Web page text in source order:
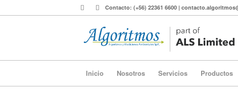
Contacto: (+56) 22361 6600 |
Inicio Nosotros Servicios Productos